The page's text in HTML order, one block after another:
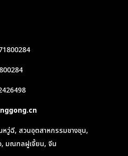
วู่ฉี, สวนอุตสาหกรรมชางชุน,
, มณฑลฝูเจี้ยน, จีน